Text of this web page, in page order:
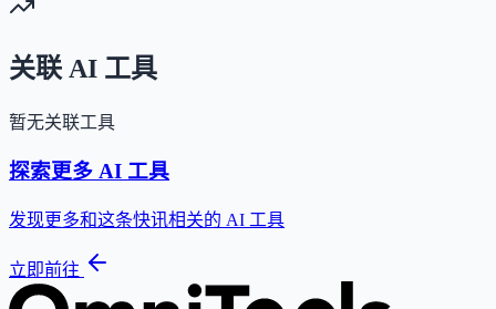
关联 AI 工具
暂无关联工具
探索更多 AI 工具
发现更多和这条快讯相关的 AI 工具
立即前往